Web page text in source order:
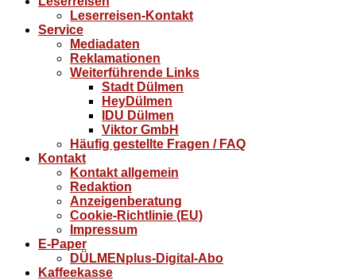
Leserreisen-Kontakt
Service
Mediadaten
Reklamationen
Weiterführende Links
Stadt Dülmen
HeyDülmen
IDU Dülmen
Viktor GmbH
Häufig gestellte Fragen / FAQ
Kontakt
Kontakt allgemein
Redaktion
Anzeigenberatung
Cookie-Richtlinie (EU)
Impressum
E-Paper
DÜLMENplus-Digital-Abo
Kaffeekasse